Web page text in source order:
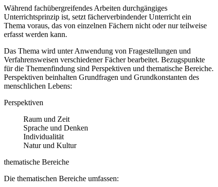
Während fachübergreifendes Arbeiten durchgängiges
Unterrichtsprinzip ist, setzt fächerverbindender Unterricht ein
Thema voraus, das von einzelnen Fächern nicht oder nur teilweise
erfasst werden kann.
Das Thema wird unter Anwendung von Fragestellungen und
Verfahrensweisen verschiedener Fächer bearbeitet. Bezugspunkte
für die Themenfindung sind Perspektiven und thematische Bereiche.
Perspektiven beinhalten Grundfragen und Grundkonstanten des
menschlichen Lebens:
Perspektiven
Raum und Zeit
Sprache und Denken
Individualität
Natur und Kultur
thematische Bereiche
Die thematischen Bereiche umfassen: